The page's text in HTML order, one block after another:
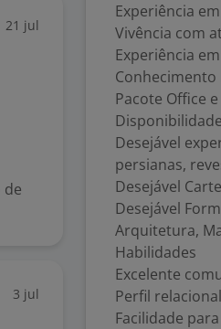
21 jul
de
3 jul
Experiência
Vivência com
Experiência
Conhecimento
Pacote Office
Desejável
persianas,
Desejável
Desejável
Arquitetura,
Habilidades
Excelente
Perfil
Facilidade